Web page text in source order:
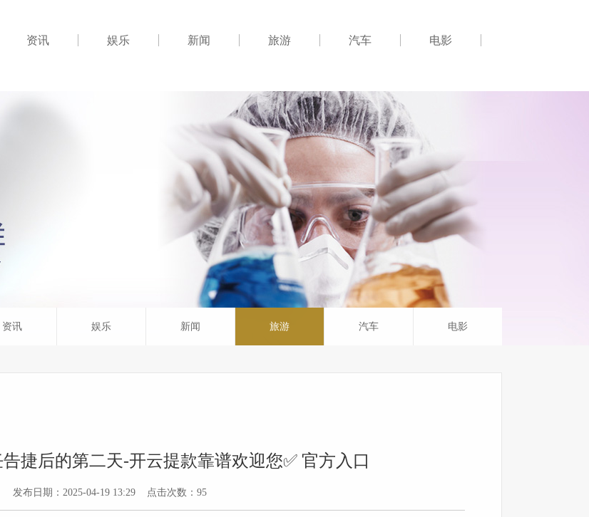
资讯 娱乐 新闻 旅游 汽车 电影
资讯 娱乐 新闻 旅游 汽车 电影
捷后的第二天-开云提款靠谱欢迎您✅ 官方入口
发布日期：2025-04-19 13:29 点击次数：95